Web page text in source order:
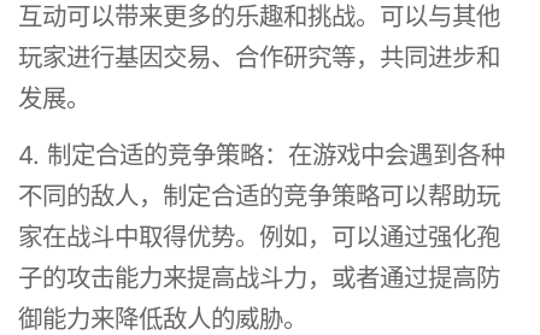
互动可以带来更多的乐趣和挑战。可以与其他
玩家进行基因交易、合作研究等，共同进步和
发展。
4. 制定合适的竞争策略：在游戏中会遇到各种
不同的敌人，制定合适的竞争策略可以帮助玩
家在战斗中取得优势。例如，可以通过强化孢
子的攻击能力来提高战斗力，或者通过提高防
御能力来降低敌人的威胁。